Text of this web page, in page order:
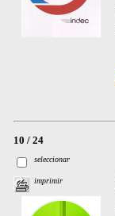
10 / 24
seleccionar
imprimir